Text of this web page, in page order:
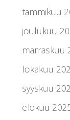
tammikuu
joulukuu
marraskuu
lokakuu
syyskuu
elokuu